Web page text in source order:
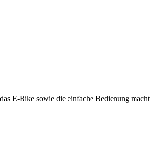
E-Bike sowie die einfache Bedienung macht